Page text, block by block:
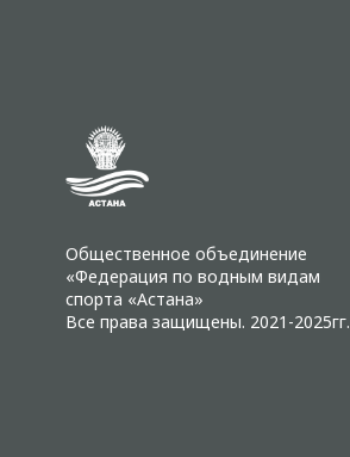
Общественное объединение
«Федерация по водным видам
спорта «Астана»
Все права защищены. 2021-2025гг.